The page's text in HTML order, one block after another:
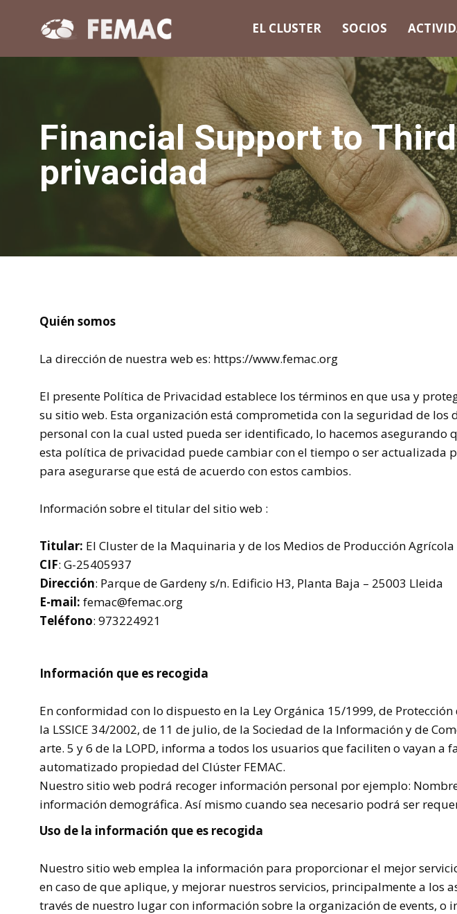
EL CLUSTER SOCIOS
Financial Support to
Quién somos
La dirección de nuestra web es: https://www.femac.org
El presente Política de Privacidad establece los términos en que usa y
su sitio web. Esta organización está comprometida con la seguridad de
personal con la cual usted pueda ser identificado, lo hacemos asegurando
esta política de privacidad puede cambiar con el tiempo o ser actualizada
para asegurarse que está de acuerdo con estos cambios.
Información sobre el titular del sitio web :
Titular: El Clusterde la Maquinaria y de los Medios de Producción Agrícola
CIF: G-25405937
Dirección: Parque deGardenys/n. Edificio H3, Planta Baja – 25003 Lleida
E-mail: femac@femac.org
Teléfono: 973224921
Información que es recogida
En conformidad con lo dispuesto en la Ley Orgánica 15/1999, de Protección
la LSSICE 34/2002, de 11 de julio, de la Sociedad de la Información y de
arte. 5 y 6 de la LOPD, informa a todos los usuarios que faciliten o vayan a
automatizado propiedad del Clúster FEMAC.
Nuestro sitio web podrá recoger información personal por ejemplo:
información demográfica. Así mismo cuando sea necesario podrá ser
Uso de la información que es recogida
Nuestro sitio web emplea la información para proporcionar el mejor
en caso de que aplique, y mejorar nuestros servicios, principalmente a los
través de nuestro lugar con información sobre la organización deevents, o